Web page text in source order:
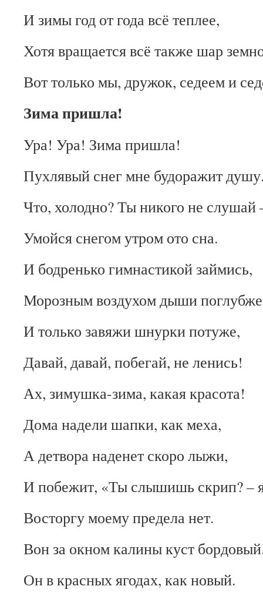
И зимы год от года всё теплее,
Хотя вращается всё также шар
Вот только мы, дружок, седеем и
Зима пришла!
Ура! Ура! Зима пришла!
Пухлявый снег мне будоражит
Что, холодно? Ты никого не слушай
Умойся снегом утром ото сна.
И бодренько гимнастикой займись,
Морозным воздухом дыши
И только завяжи шнурки потуже,
Давай, давай, побегай, не ленись!
Ах, зимушка-зима, какая красота!
Дома надели шапки, как меха,
А детвора наденет скоро лыжи,
И побежит, «Ты слышишь скрип? –
Восторгу моему предела нет.
Вон за окном калины куст
Он в красных ягодах, как новый.